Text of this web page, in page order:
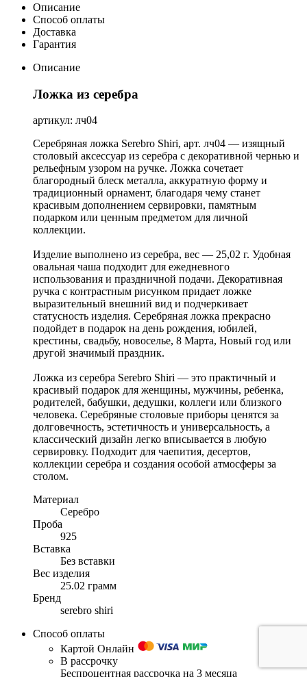
Описание
Способ оплаты
Доставка
Гарантия
Описание
Ложка из серебра
артикул: лч04
Серебряная ложка Serebro Shiri, арт. лч04 — изящный
столовый аксессуар из серебра с декоративной чернью и
рельефным узором на ручке. Ложка сочетает
благородный блеск металла, аккуратную форму и
традиционный орнамент, благодаря чему станет
красивым дополнением сервировки, памятным
подарком или ценным предметом для личной
коллекции.
Изделие выполнено из серебра, вес — 25,02 г. Удобная
овальная чаша подходит для ежедневного
использования и праздничной подачи. Декоративная
ручка с контрастным рисунком придает ложке
выразительный внешний вид и подчеркивает
статусность изделия. Серебряная ложка прекрасно
подойдет в подарок на день рождения, юбилей,
крестины, свадьбу, новоселье, 8 Марта, Новый год или
другой значимый праздник.
Ложка из серебра Serebro Shiri — это практичный и
красивый подарок для женщины, мужчины, ребенка,
родителей, бабушки, дедушки, коллеги или близкого
человека. Серебряные столовые приборы ценятся за
долговечность, эстетичность и универсальность, а
классический дизайн легко вписывается в любую
сервировку. Подходит для чаепития, десертов,
коллекции серебра и создания особой атмосферы за
столом.
Материал
Серебро
Проба
925
Вставка
Без вставки
Вес изделия
25.02 грамм
Бренд
serebro shiri
Способ оплаты
Картой Онлайн
В рассрочку
Беспроцентная рассрочка на 3 месяца